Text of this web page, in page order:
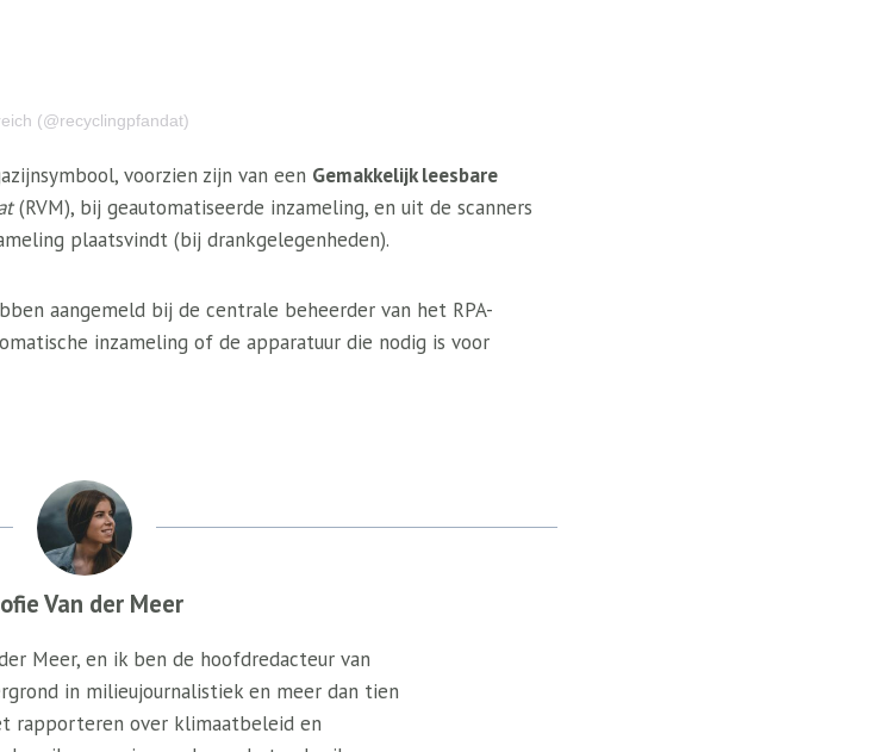
(@recyclingpfandat)
voorzien zijn van een Gemakkelijk leesbare
(RVM), bij geautomatiseerde inzameling, en uit de scanners
plaatsvindt (bij drankgelegenheden).
aangemeld bij de centrale beheerder van het RPA-
inzameling of de apparatuur die nodig is voor
Van der Meer
Meer, en ik ben de hoofdredacteur van
in milieujournalistiek en meer dan tien
rapporteren over klimaatbeleid en